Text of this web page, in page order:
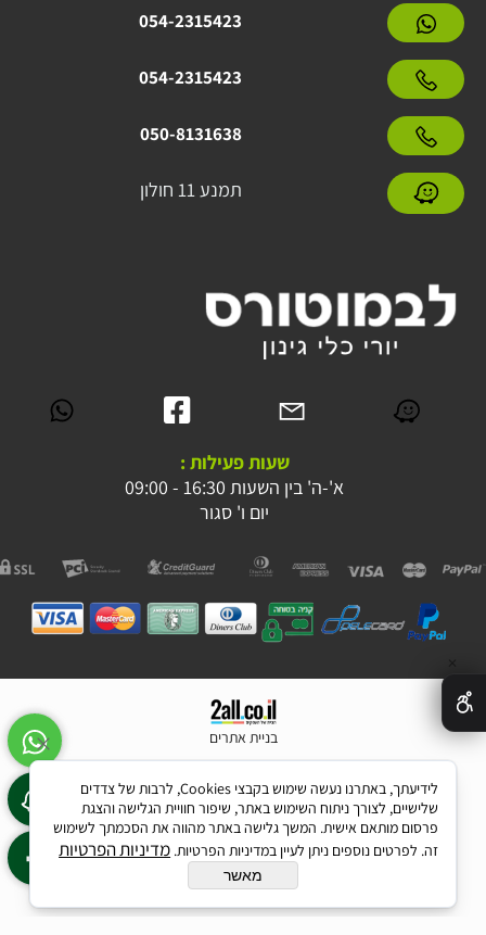
054-2315423
054-2315423
050-8131638
תמנע 11 חולון
שעות פעילות :
א'-ה' בין השעות 16:30 - 09:00
יום ו' סגור
בניית אתרים
לידיעתך, באתרנו נעשה שימוש בקבצי Cookies, לרבות של צדדים
שלישיים, לצורך ניתוח השימוש באתר, שיפור חוויית הגלישה והצגת
פרסום מותאם אישית. המשך גלישה באתר מהווה את הסכמתך לשימוש
זה. לפרטים נוספים ניתן לעיין במדיניות הפרטיות. מדיניות הפרטיות
מאשר